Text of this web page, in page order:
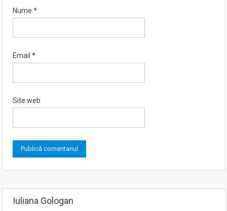
Nume *
Email *
Site web
Iuliana Gologan